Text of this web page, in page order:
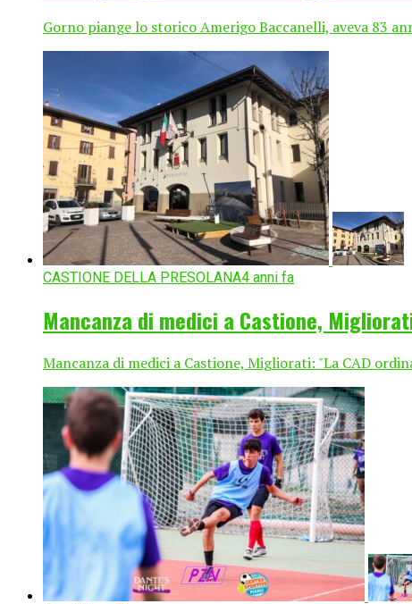
Gorno piange lo storico Amerigo Baccanelli, aveva 83
CASTIONE DELLA PRESOLANA4 anni fa
Mancanza di medici a Castione,
Mancanza di medici a Castione, Migliorati: "La CAD